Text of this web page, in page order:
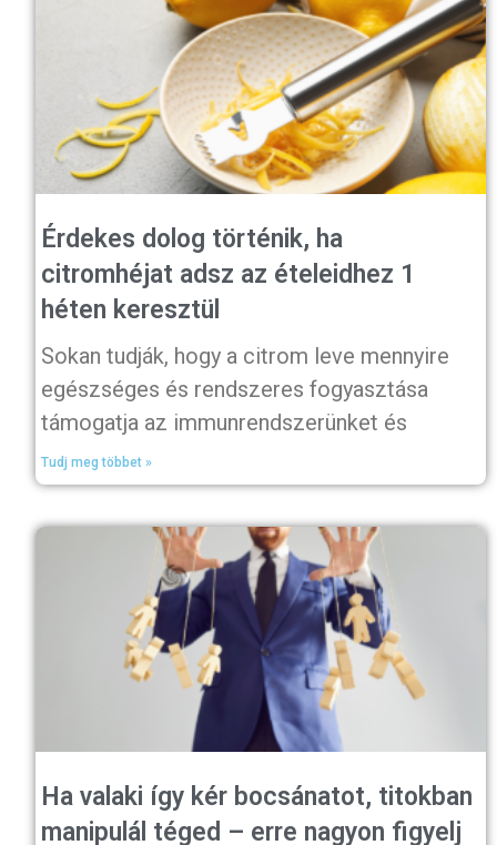
Érdekes dolog történik, ha
citromhéjat adsz az ételeidhez 1
héten keresztül
Sokan tudják, hogy a citrom leve mennyire
egészséges és rendszeres fogyasztása
támogatja az immunrendszerünket és
Tudj meg többet »
Ha valaki így kér bocsánatot, titokban
manipulál téged – erre nagyon figyelj